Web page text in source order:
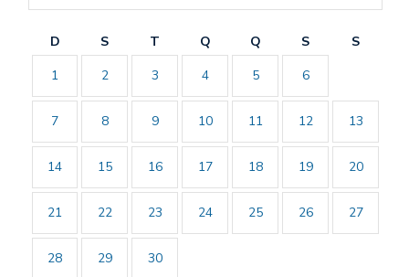
D S T Q Q S
S
1
2 3 4 5 6
7 8 9 10 11 12 13
14 15 16 17 18 19 20
21 22 23 24 25 26 27
28 29 30